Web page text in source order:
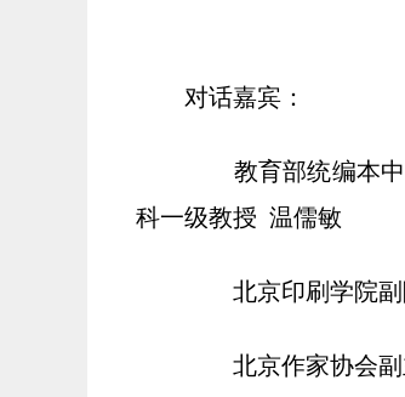
对话嘉宾：
教育部统编本中
科一级教授 温儒敏
北京印刷学院副
北京作家协会副